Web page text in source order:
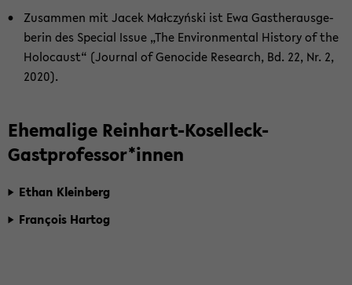
Zu­sam­men mit Jacek Małczyński ist Ewa Gas­ther­aus­ge­
be­rin des Spe­cial Issue „The En­vi­ron­men­tal His­to­ry of the
Ho­lo­caust“ (Jour­nal of Ge­no­ci­de Re­se­arch, Bd. 22, Nr. 2,
2020).
Ehe­ma­li­ge Reinhart-​Koselleck-
Gastprofessor*innen
Ethan Klein­berg
François Har­tog